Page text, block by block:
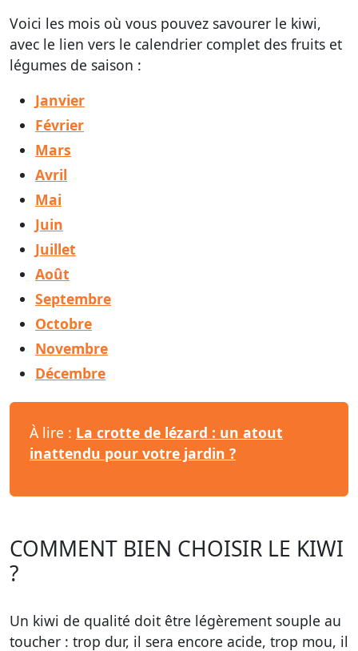
Voici les mois où vous pouvez savourer le kiwi,
avec le lien vers le calendrier complet des fruits et
légumes de saison :
Janvier
Février
Mars
Avril
Mai
Juin
Juillet
Août
Septembre
Octobre
Novembre
Décembre
À lire : La crotte de lézard : un atout
inattendu pour votre jardin ?
COMMENT BIEN CHOISIR LE KIWI
?
Un kiwi de qualité doit être légèrement souple au
toucher : trop dur, il sera encore acide, trop mou, il